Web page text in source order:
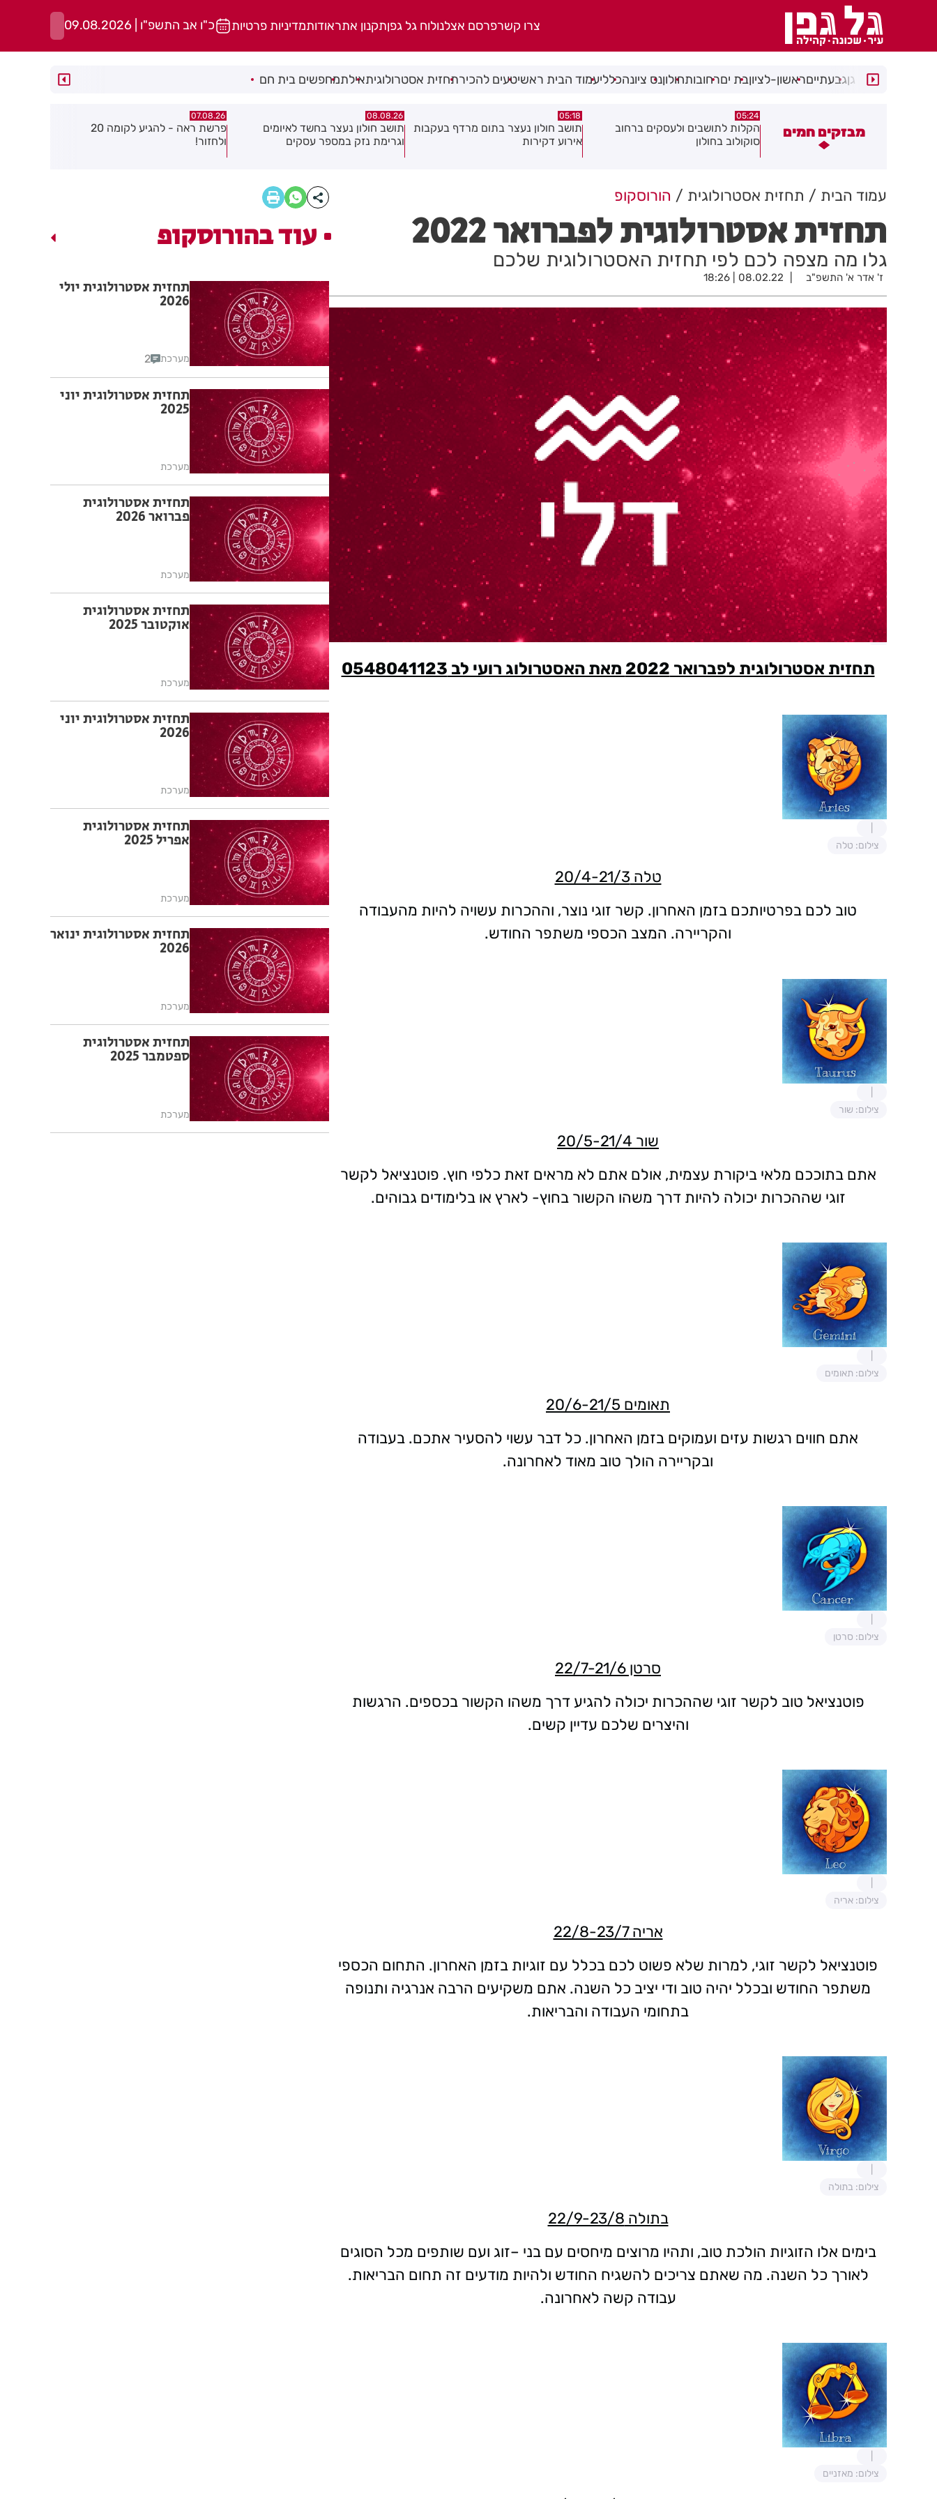
צרו קשרפרסם אצלנולוח גל גפןתקנון אתראודותמדיניות פרטיות כ"ו אב התשפ"ו | 09.08.2026
רמת גןגבעתייםראשון-לציוןבת יםרחובותחולוןנס ציונהכלליעמוד הבית ראשיטעים להכירתחזית אסטרולוגיתאילתמחפשים בית חם
מבזקים חמים
הקלות לתושבים ולעסקים ברחוב
05:18
תושב חולון נעצר בתום מרדף בעקבות
אירוע דקירות
08.08.26
תושב חולון נעצר בחשד לאיומים
וגרימת נזק במספר עסקים
07.08.26
פרשת ראה - להגיע לקומה 20
ולחזור!
07.08.26
פצוע בהתהפכות רכב בכניסה לאזור
התעשייה בחולון
עמוד הבית תחזית אסטרולוגית הורוסקופ
תחזית אסטרולוגית לפברואר 2022
גלו מה מצפה לכם לפי תחזית האסטרולוגית שלכם
ז' אדר א' התשפ"ב 08.02.22 | 18:26
תחזית אסטרולוגית לפברואר 2022 מאת האסטרולוג רועי לב 0548041123
צילום: טלה
טלה 20/4-21/3
טוב לכם בפרטיותכם בזמן האחרון. קשר זוגי נוצר, וההכרות עשויה להיות מהעבודה
והקריירה. המצב הכספי משתפר החודש.
צילום: שור
שור 20/5-21/4
אתם בתוככם מלאי ביקורת עצמית, אולם אתם לא מראים זאת כלפי חוץ. פוטנציאל לקשר
זוגי שההכרות יכולה להיות דרך משהו הקשור בחוץ- לארץ או בלימודים גבוהים.
צילום: תאומים
תאומים 20/6-21/5
אתם חווים רגשות עזים ועמוקים בזמן האחרון. כל דבר עשוי להסעיר אתכם. בעבודה
ובקריירה הולך טוב מאוד לאחרונה.
צילום: סרטן
סרטן 22/7-21/6
פוטנציאל טוב לקשר זוגי שההכרות יכולה להגיע דרך משהו הקשור בכספים. הרגשות
והיצרים שלכם עדיין קשים.
צילום: אריה
אריה 22/8-23/7
פוטנציאל לקשר זוגי, למרות שלא פשוט לכם בכלל עם זוגיות בזמן האחרון. התחום הכספי
משתפר החודש ובכלל יהיה טוב ודי יציב כל השנה. אתם משקיעים הרבה אנרגיה ותנופה
בתחומי העבודה והבריאות.
צילום: בתולה
בתולה 22/9-23/8
בימים אלו הזוגיות הולכת טוב, ותהיו מרוצים מיחסים עם בני –זוג ועם שותפים מכל הסוגים
לאורך כל השנה. מה שאתם צריכים להשגיח החודש ולהיות מודעים זה תחום הבריאות.
עבודה קשה לאחרונה.
צילום: מאזניים
עוד בהורוסקופ
תחזית אסטרולוגית יולי
2026
מערכת 2
תחזית אסטרולוגית יוני
2025
מערכת
תחזית אסטרולוגית
פברואר 2026
מערכת
תחזית אסטרולוגית
אוקטובר 2025
מערכת
תחזית אסטרולוגית יוני
2026
מערכת
תחזית אסטרולוגית
אפריל 2025
מערכת
תחזית אסטרולוגית ינואר
2026
מערכת
תחזית אסטרולוגית
ספטמבר 2025
מערכת